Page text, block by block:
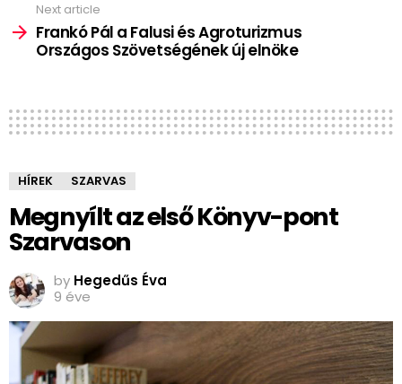
Next article
Frankó Pál a Falusi és Agroturizmus
Országos Szövetségének új elnöke
HÍREK SZARVAS
Megnyílt az első Könyv-pont
Szarvason
by Hegedűs Éva
9 éve